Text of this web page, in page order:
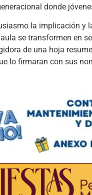
donde
la implicación
se transformen en
de una hoja
lo firmaran con sus